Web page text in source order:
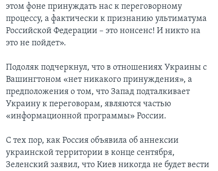
этом фоне принуждать нас к переговорному
процессу, а фактически к признанию ультиматума
Российской Федерации – это нонсенс! И никто на
это не пойдет».
Подоляк подчеркнул, что в отношениях Украины с
Вашингтоном «нет никакого принуждения», а
предположения о том, что Запад подталкивает
Украину к переговорам, являются частью
«информационной программы» России.
С тех пор, как Россия объявила об аннексии
украинской территории в конце сентября,
Зеленский заявил, что Киев никогда не будет вести